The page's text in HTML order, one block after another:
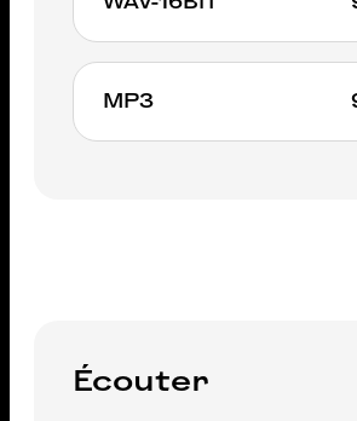
AJOUTER AU
AJOUTER AU
MP3
Écouter